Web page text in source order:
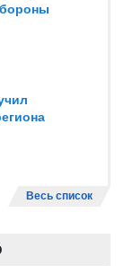
Весь список